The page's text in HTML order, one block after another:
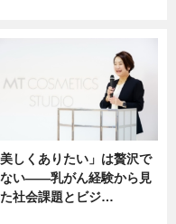
美しくありたい」は贅沢で
い――乳がん経験から見
社会課題とビジ…